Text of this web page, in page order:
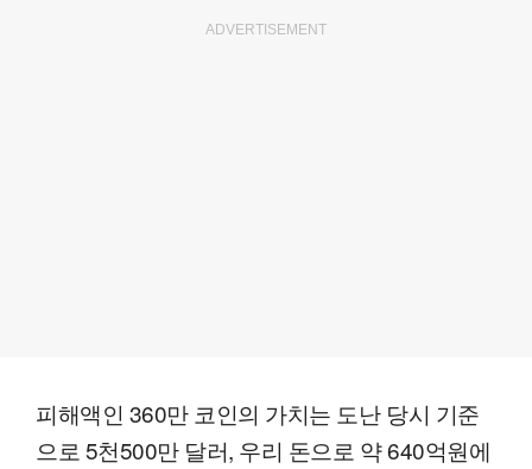
ADVERTISEMENT
피해액인 360만 코인의 가치는 도난 당시 기준
으로 5천500만 달러, 우리 돈으로 약 640억원에